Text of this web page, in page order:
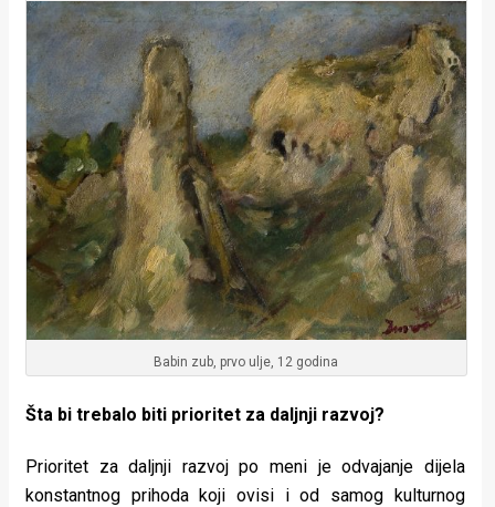
Babin zub, prvo ulje, 12 godina
Šta bi trebalo biti prioritet za daljnji razvoj?
Prioritet za daljnji razvoj po meni je odvajanje dijela
konstantnog prihoda koji ovisi i od samog kulturnog